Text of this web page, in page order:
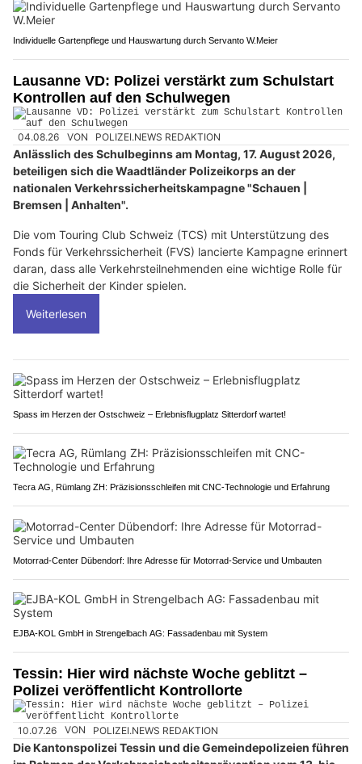
Individuelle Gartenpflege und Hauswartung durch Servanto W.Meier
Lausanne VD: Polizei verstärkt zum Schulstart
Kontrollen auf den Schulwegen
04.08.26 VON POLIZEI.NEWS REDAKTION
Anlässlich des Schulbeginns am Montag, 17. August 2026,
beteiligen sich die Waadtländer Polizeikorps an der
nationalen Verkehrssicherheitskampagne "Schauen |
Bremsen | Anhalten".
Die vom Touring Club Schweiz (TCS) mit Unterstützung des
Fonds für Verkehrssicherheit (FVS) lancierte Kampagne erinnert
daran, dass alle Verkehrsteilnehmenden eine wichtige Rolle für
die Sicherheit der Kinder spielen.
Weiterlesen
Spass im Herzen der Ostschweiz – Erlebnisflugplatz Sitterdorf wartet!
Tecra AG, Rümlang ZH: Präzisionsschleifen mit CNC-Technologie und Erfahrung
Motorrad-Center Dübendorf: Ihre Adresse für Motorrad-Service und Umbauten
EJBA-KOL GmbH in Strengelbach AG: Fassadenbau mit System
Tessin: Hier wird nächste Woche geblitzt –
Polizei veröffentlicht Kontrollorte
10.07.26 VON POLIZEI.NEWS REDAKTION
Die Kantonspolizei Tessin und die Gemeindepolizeien führen